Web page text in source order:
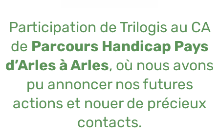
Participation de Trilogis au CA
de Parcours Handicap Pays
d’Arles à Arles, où nous avons
pu annoncer nos futures
actions et nouer de précieux
contacts.